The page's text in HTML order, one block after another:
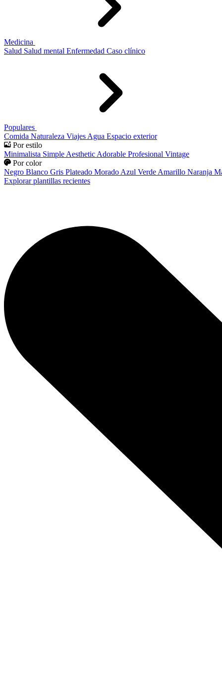
Medicina
Salud Salud mental Enfermedad Caso clínico
Populares
Comida Naturaleza Viajes Agua Espacio exterior
Por estilo
Minimalista Simple Aesthetic Adorable Profesional Vintage
Por color
Negro Blanco Gris Plateado Morado Azul Verde Amarillo Naranja
Explorar plantillas recientes